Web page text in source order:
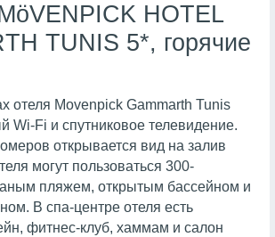
HOTEL
TUNIS 5*, горячие
отеля Movenpick Gammarth Tunis
Wi-Fi и спутниковое телевидение.
открывается вид на залив
могут пользоваться 300-
пляжем, открытым бассейном и
В спа-центре отеля есть
фитнес-клуб, хаммам и салон